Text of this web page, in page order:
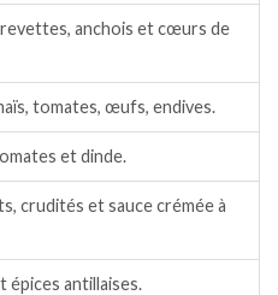
anchois et cœurs de
tomates, œufs, endives.
et dinde.
crudités et sauce crémée à
épices antillaises.